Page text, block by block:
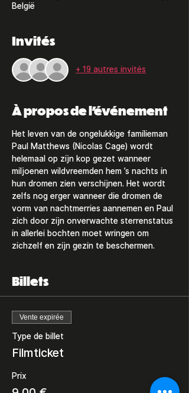
België
Invités
+ 19 autres invités
À propos de l'événement
Het leven van de ongelukkige familieman
Paul Matthews (Nicolas Cage) wordt
helemaal op zijn kop gezet wanneer
miljoenen wildvreemden hem ’s nachts in
hun dromen zien verschijnen. Het wordt
zelfs nog erger wanneer die dromen de
vorm van nachtmerries aannemen en Paul
zich door zijn onverwachte sterrenstatus
in allerlei bochten moet wringen om
zichzelf en zijn gezin te beschermen.
Billets
Vente expirée
Type de billet
Filmticket
Prix